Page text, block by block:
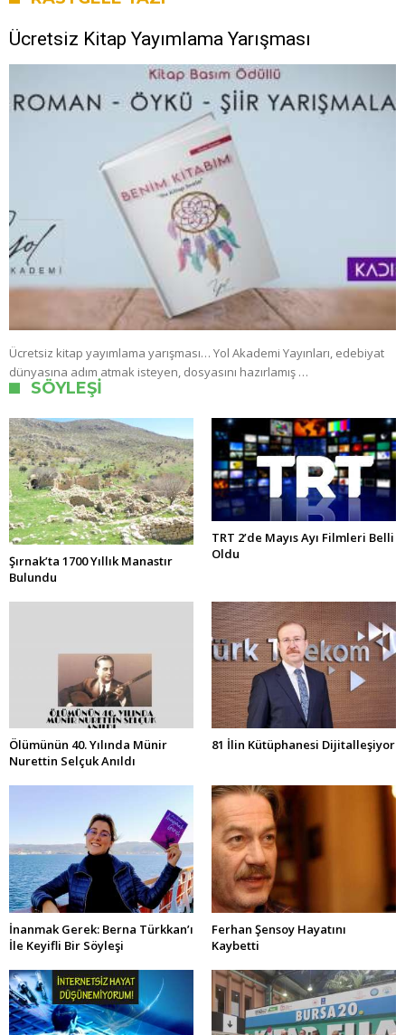
Ücretsiz Kitap Yayımlama Yarışması
Ücretsiz kitap yayımlama yarışması… Yol Akademi Yayınları, edebiyat
dünyasına adım atmak isteyen, dosyasını hazırlamış …
SÖYLEŞI
Şırnak’ta 1700 Yıllık Manastır
Bulundu
TRT 2’de Mayıs Ayı Filmleri Belli
Oldu
Ölümünün 40. Yılında Münir
Nurettin Selçuk Anıldı
81 İlin Kütüphanesi Dijitalleşiyor
İnanmak Gerek: Berna Türkkan’ı
İle Keyifli Bir Söyleşi
Ferhan Şensoy Hayatını
Kaybetti